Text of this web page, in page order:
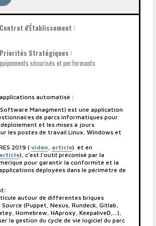
d'Établissement :
Stratégiques :
sécurisés et performants
automatisé :
Managment) est une application
de parcs informatiques pour
et les mises à jours
les postes de travail Linux, Windows et
2019 (vidéo , article) et en
article), c’est l’outil préconisé par la
pour garantir la conformité et la
déployées dans le périmètre de
autour de différentes briques
Source (Puppet, Nexus, Rundeck, Gitlab,
Homebrew, HAproxy, KeepaliveD,...),
la gestion du cycle de vie logiciel du parc